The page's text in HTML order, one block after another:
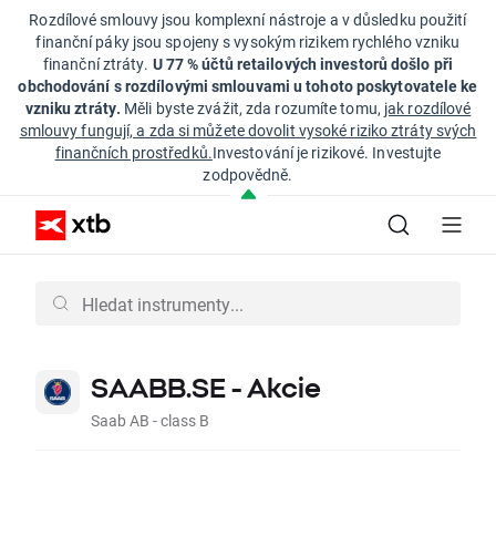
Rozdílové smlouvy jsou komplexní nástroje a v důsledku použití
finanční páky jsou spojeny s vysokým rizikem rychlého vzniku
finanční ztráty. U 77 % účtů retailových investorů došlo při
obchodování s rozdílovými smlouvami u tohoto poskytovatele ke
vzniku ztráty. Měli byste zvážit, zda rozumíte tomu, jak rozdílové
smlouvy fungují, a zda si můžete dovolit vysoké riziko ztráty svých
finančních prostředků.Investování je rizikové. Investujte
zodpovědně.
SAABB.SE - Akcie
Saab AB - class B